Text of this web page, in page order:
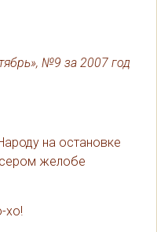
№9 за 2007 год
на остановке
сером желобе
хо!